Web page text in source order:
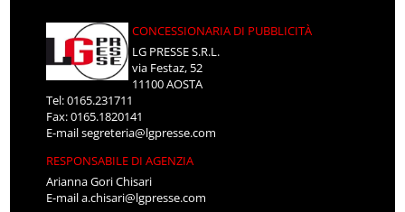
CONCESSIONARIA DI PUBBLICITÀ
LG PRESSE S.R.L.
via Festaz, 52
11100 AOSTA
Tel: 0165.231711
Fax: 0165.1820141
E-mailsegreteria@lgpresse.com
RESPONSABILE DI AGENZIA
Arianna Gori Chisari
E-maila.chisari@lgpresse.com